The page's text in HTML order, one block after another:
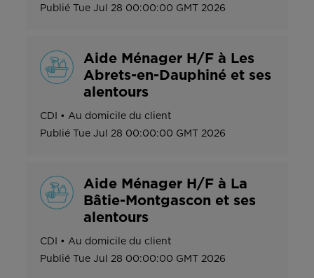
Publié Tue Jul 28 00:00:00 GMT 2026
Aide Ménager H/F à Les
Abrets-en-Dauphiné et ses
alentours
CDI • Au domicile du client
Publié Tue Jul 28 00:00:00 GMT 2026
Aide Ménager H/F à La
Bâtie-Montgascon et ses
alentours
CDI • Au domicile du client
Publié Tue Jul 28 00:00:00 GMT 2026